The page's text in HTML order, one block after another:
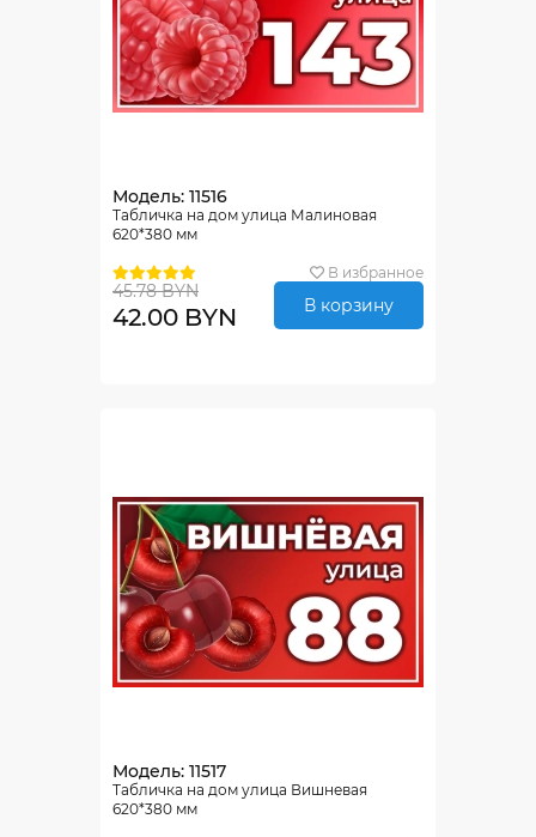
Модель: 11516
Табличка на дом улица Малиновая
620*380 мм
В избранное
45.78 BYN
42.00 BYN В корзину
Модель: 11517
Табличка на дом улица Вишневая
620*380 мм